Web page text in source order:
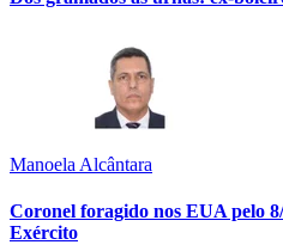
Manoela Alcântara
Coronel foragido nos EUA pelo
Exército